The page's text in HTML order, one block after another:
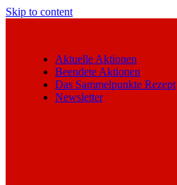
Skip to content
Aktuelle Aktionen
Beendete Aktionen
Das Sammelpunkte Rezept
Newsletter